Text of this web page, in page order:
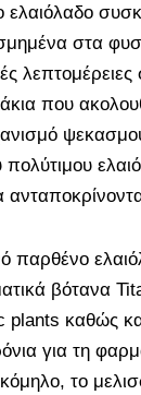
στα
που
παρθένο
βότανα
plants καθώς
για τη
το